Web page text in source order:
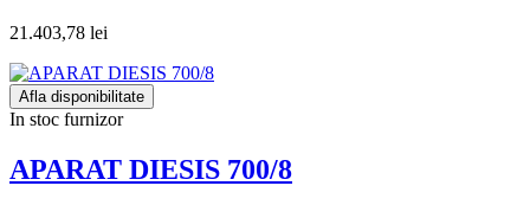
21.403,78 lei
Afla disponibilitate
In stoc furnizor
APARAT DIESIS 700/8